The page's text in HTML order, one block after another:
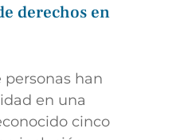
derechos en
han
en una
cinco